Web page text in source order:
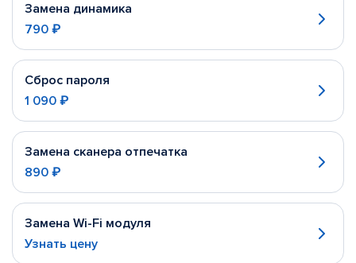
Замена динамика
790 ₽
Сброс пароля
1 090 ₽
Замена сканера отпечатка
890 ₽
Замена Wi-Fi модуля
Узнать цену